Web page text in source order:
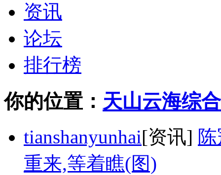
资讯
论坛
排行榜
你的位置： 天山云海综
tianshanyunhai[资讯]
重来,等着瞧(图)